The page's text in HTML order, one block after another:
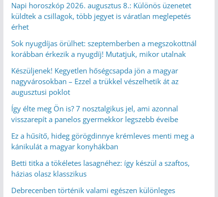
Napi horoszkóp 2026. augusztus 8.: Különös üzenetet
küldtek a csillagok, több jegyet is váratlan meglepetés
érhet
Sok nyugdíjas örülhet: szeptemberben a megszokottnál
korábban érkezik a nyugdíj! Mutatjuk, mikor utalnak
Készüljenek! Kegyetlen hőségcsapda jön a magyar
nagyvárosokban – Ezzel a trükkel vészelhetik át az
augusztusi poklot
Így élte meg Ön is? 7 nosztalgikus jel, ami azonnal
visszarepít a panelos gyermekkor legszebb éveibe
Ez a hűsítő, hideg görögdinnye krémleves menti meg a
kánikulát a magyar konyhákban
Betti titka a tökéletes lasagnéhez: így készül a szaftos,
házias olasz klasszikus
Debrecenben történik valami egészen különleges